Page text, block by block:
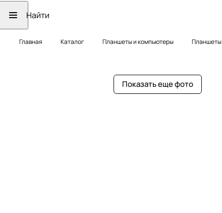
Главная Каталог Планшеты и компьютеры Планшеты
Показать еще фото